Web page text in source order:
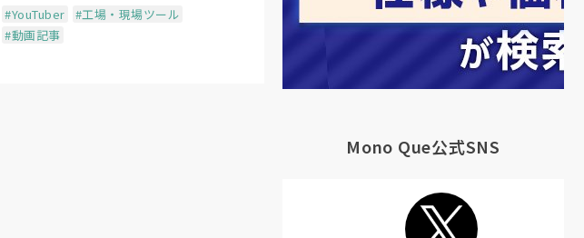
#YouTuber
#工場・現場ツール
#動画記事
Mono Que公式SNS